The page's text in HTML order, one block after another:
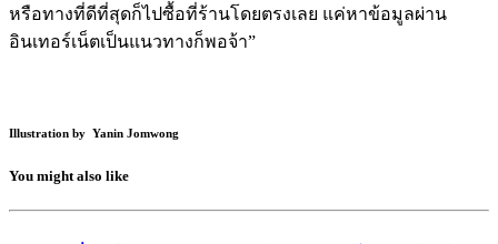
หรือทางที่ดีที่สุดก็ไปซื้อที่ร้านโดยตรงเลย แค่หาข้อมูลผ่าน
อินเทอร์เน็ตเป็นแนวทางก็พอจ้า”
Illustration by Yanin Jomwong
You might also like